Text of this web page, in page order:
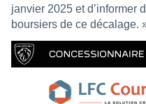
janvier 2025 et d’informer
boursiers de ce décalage.